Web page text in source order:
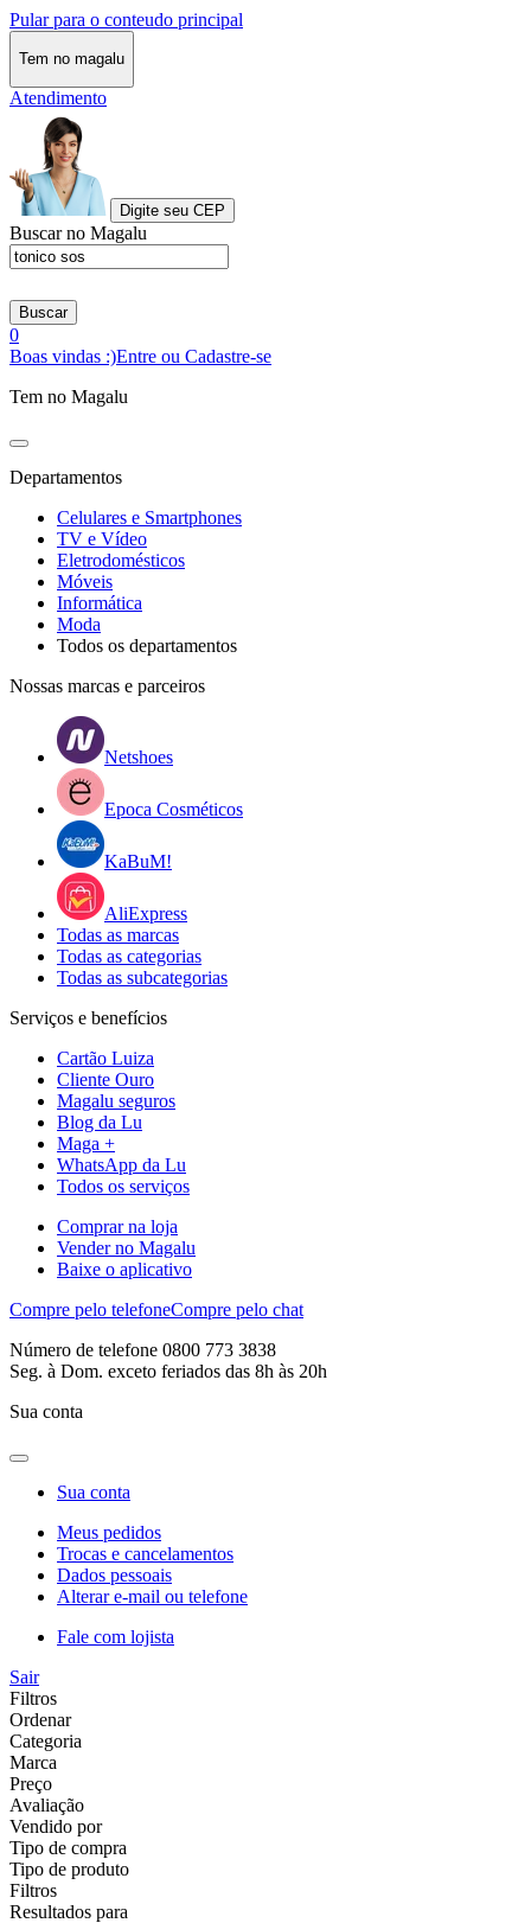
Pular para o conteudo principal
Tem no magalu
Atendimento
Digite seu CEP
Buscar no Magalu
Buscar
0
Boas vindas :)Entre ou Cadastre-se
Tem no Magalu
Departamentos
Celulares e Smartphones
TV e Vídeo
Eletrodomésticos
Móveis
Informática
Moda
Todos os departamentos
Nossas marcas e parceiros
Netshoes
Epoca Cosméticos
KaBuM!
AliExpress
Todas as marcas
Todas as categorias
Todas as subcategorias
Serviços e benefícios
Cartão Luiza
Cliente Ouro
Magalu seguros
Blog da Lu
Maga +
WhatsApp da Lu
Todos os serviços
Comprar na loja
Vender no Magalu
Baixe o aplicativo
Compre pelo telefoneCompre pelo chat
Número de telefone 0800 773 3838
Seg. à Dom. exceto feriados das 8h às 20h
Sua conta
Sua conta
Meus pedidos
Trocas e cancelamentos
Dados pessoais
Alterar e-mail ou telefone
Fale com lojista
Sair
Filtros
Ordenar
Categoria
Marca
Preço
Avaliação
Vendido por
Tipo de compra
Tipo de produto
Filtros
Resultados para